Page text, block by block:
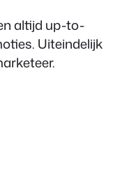
altijd up-to-
Uiteindelijk